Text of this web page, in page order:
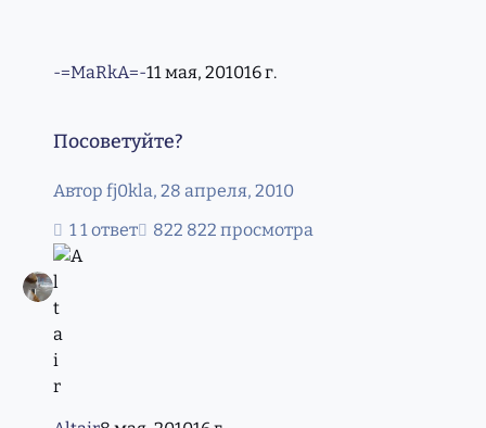
-=MaRkA=-11 мая, 201016 г.
Посоветуйте?
Автор fj0kla, 28 апреля, 2010
1 ответ
822 просмотра